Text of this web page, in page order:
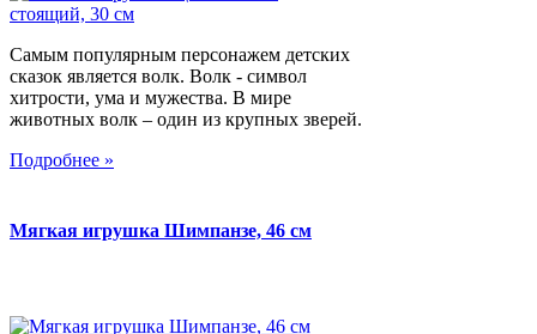
Самым популярным персонажем детских
сказок является волк. Волк - символ
хитрости, ума и мужества. В мире
животных волк – один из крупных зверей.
Подробнее »
Мягкая игрушка Шимпанзе, 46 см